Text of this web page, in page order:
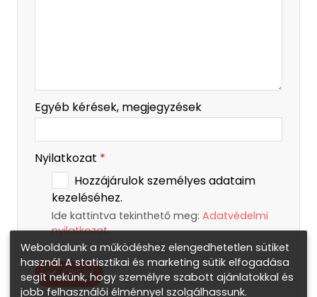
Egyéb kérések, megjegyzések
Nyilatkozat *
Hozzájárulok személyes adataim
kezeléséhez.
Ide kattintva tekinthető meg: Adatvédelmi
nyilatkozat.
Elküld
Weboldalunk a működéshez elengedhetetlen sütiket
használ. A statisztikai és marketing sütik elfogadása
segít nekünk, hogy személyre szabott ajánlatokkal és
jobb felhasználói élménnyel szolgálhassunk.